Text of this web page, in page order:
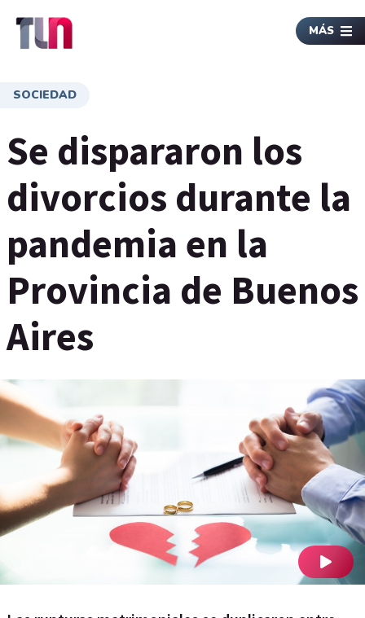
MÁS
SOCIEDAD
Se dispararon los
divorcios durante la
pandemia en la
Provincia de Buenos
Aires